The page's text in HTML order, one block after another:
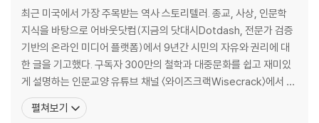
아소카 황제: 불교를 믿었던 정복자 … 96
로마 공화국: 일곱 언덕 위에 세운 도시 … 101
로마 제국: 카이사르와 아우구스투스 … 106
기독교의 탄생: 예수 그리스도의 순교 … 114
중국의 육조 시대: 여섯 왕조의 혼돈기 … 119
최근 미국에서 가장 주목받는 역사 스토리텔러. 종교, 사상, 인문학
지식을 바탕으로 어바웃닷컴(지금의 닷대시Dotdash, 전문가 검증
기반의 온라인 미디어 플랫폼)에서 9년간 시민의 자유와 권리에 대
한 글을 기고했다. 구독자 300만의 철학과 대중문화를 쉽고 재미있
게 설명하는 인문교양 유튜브 채널 〈와이즈크랙Wisecrack〉에서 작
가로 일하며 《조커》, 《주토피아》, 《스타워즈》에 관한 영상으로 좋은
반응을 얻었다. 『인생처음 세계사 공부』를 포함해 역사, 사상, 철학 등
펼쳐보기